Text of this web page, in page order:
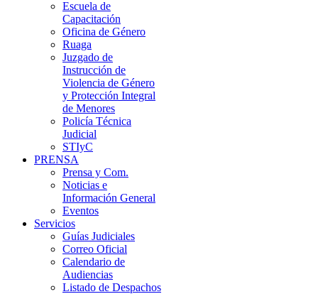
Escuela de
Capacitación
Oficina de Género
Ruaga
Juzgado de
Instrucción de
Violencia de Género
y Protección Integral
de Menores
Policía Técnica
Judicial
STIyC
PRENSA
Prensa y Com.
Noticias e
Información General
Eventos
Servicios
Guías Judiciales
Correo Oficial
Calendario de
Audiencias
Listado de Despachos